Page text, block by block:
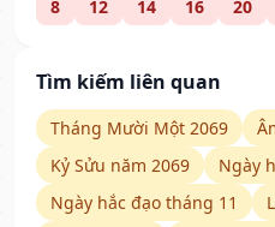
8 12 14 16 20
Tìm kiếm liên quan
Tháng Mười Một 2069
Kỷ Sửu năm 2069
Ngày
Ngày hắc đạo tháng 11